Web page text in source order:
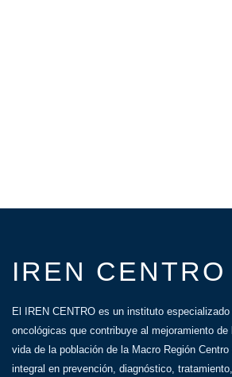
IREN CENTRO
El IREN CENTRO es un instituto
oncológicas que contribuye al mejoramiento
vida de la población de la Macro Región
integral en prevención, diagnóstico,